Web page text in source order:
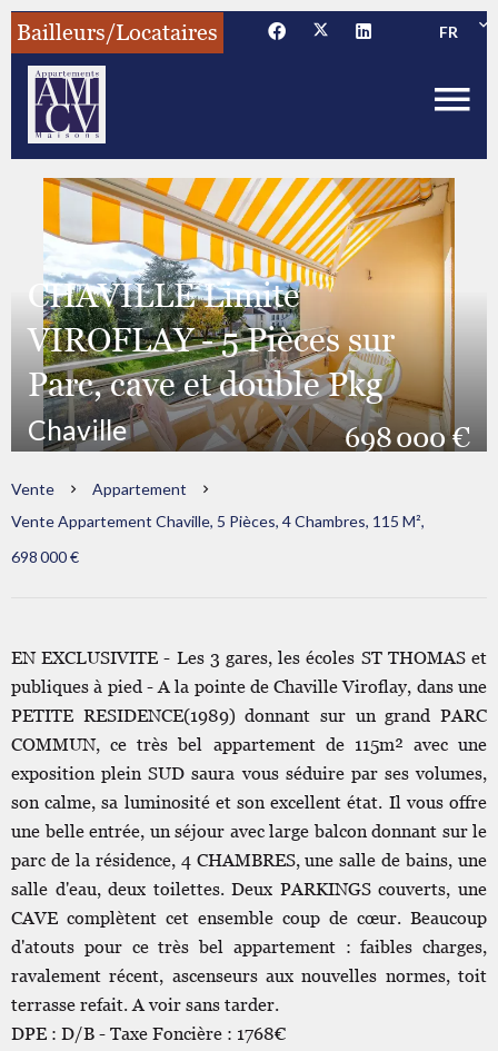
Bailleurs/Locataires FR
CHAVILLE Limite
VIROFLAY - 5 Pièces sur
Parc, cave et double Pkg
Chaville 698 000 €
Vente
Appartement
Vente Appartement Chaville, 5 Pièces, 4 Chambres, 115 M²,
698 000 €
EN EXCLUSIVITE - Les 3 gares, les écoles ST THOMAS et
publiques à pied - A la pointe de Chaville Viroflay, dans une
PETITE RESIDENCE(1989) donnant sur un grand PARC
COMMUN, ce très bel appartement de 115m² avec une
exposition plein SUD saura vous séduire par ses volumes,
son calme, sa luminosité et son excellent état. Il vous offre
une belle entrée, un séjour avec large balcon donnant sur le
parc de la résidence, 4 CHAMBRES, une salle de bains, une
salle d'eau, deux toilettes. Deux PARKINGS couverts, une
CAVE complètent cet ensemble coup de cœur. Beaucoup
d'atouts pour ce très bel appartement : faibles charges,
ravalement récent, ascenseurs aux nouvelles normes, toit
terrasse refait. A voir sans tarder.
DPE : D/B - Taxe Foncière : 1768€